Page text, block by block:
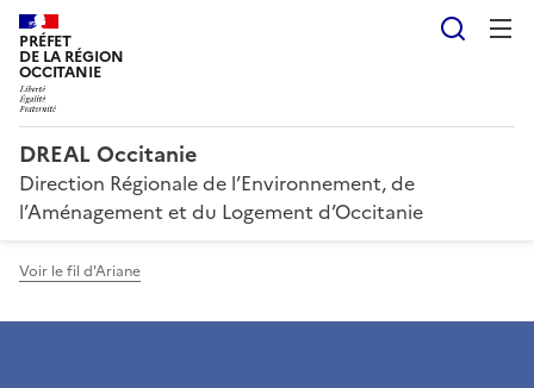
PRÉFET
DE LA RÉGION
OCCITANIE
DREAL Occitanie
Direction Régionale de l’Environnement, de
l’Aménagement et du Logement d’Occitanie
Voir le fil d'Ariane